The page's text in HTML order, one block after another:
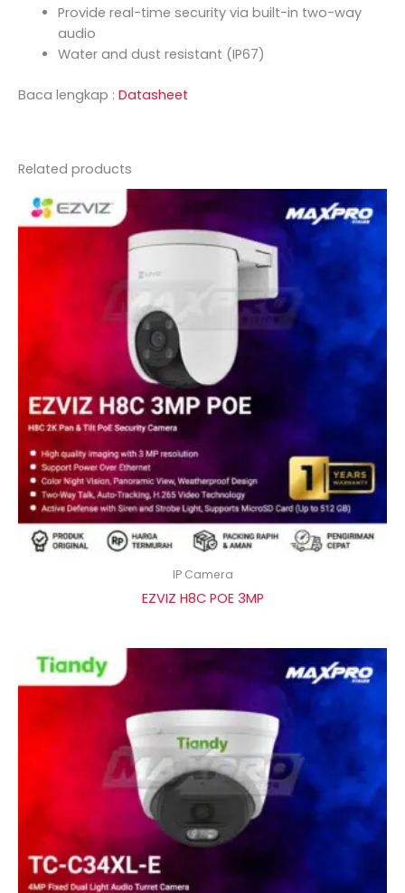
Provide real-time security via built-in two-way
audio
Water and dust resistant (IP67)
Baca lengkap : Datasheet
Related products
IP Camera
EZVIZ H8C POE 3MP